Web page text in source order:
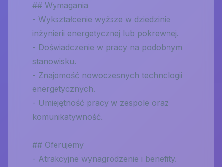
## Wymagania
- Wykształcenie wyższe w dziedzinie
inżynierii energetycznej lub pokrewnej.
- Doświadczenie w pracy na podobnym
stanowisku.
- Znajomość nowoczesnych technologii
energetycznych.
- Umiejętność pracy w zespole oraz
komunikatywność.
## Oferujemy
- Atrakcyjne wynagrodzenie i benefity.